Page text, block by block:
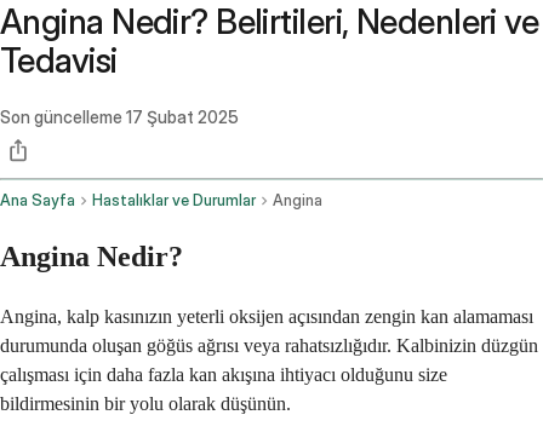
Angina Nedir? Belirtileri, Nedenleri ve
Tedavisi
Son güncelleme 17 Şubat 2025
Ana Sayfa Hastalıklar ve Durumlar Angina
Angina Nedir?
Angina, kalp kasınızın yeterli oksijen açısından zengin kan alamaması
durumunda oluşan göğüs ağrısı veya rahatsızlığıdır. Kalbinizin düzgün
çalışması için daha fazla kan akışına ihtiyacı olduğunu size
bildirmesinin bir yolu olarak düşünün.